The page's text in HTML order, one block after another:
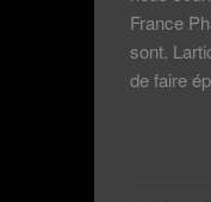
France
sont.
de faire